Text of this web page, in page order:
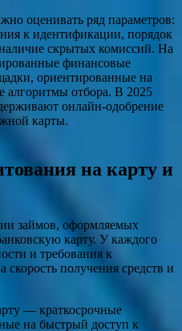
оценивать ряд параметров:
к идентификации, порядок
скрытых комиссий. На
финансовые
ориентированные на
отбора. В 2025
онлайн‑одобрение
карты.
на карту и
займов, оформляемых
карту. У каждого
и требования к
получения средств и
— краткосрочные
на быстрый доступ к